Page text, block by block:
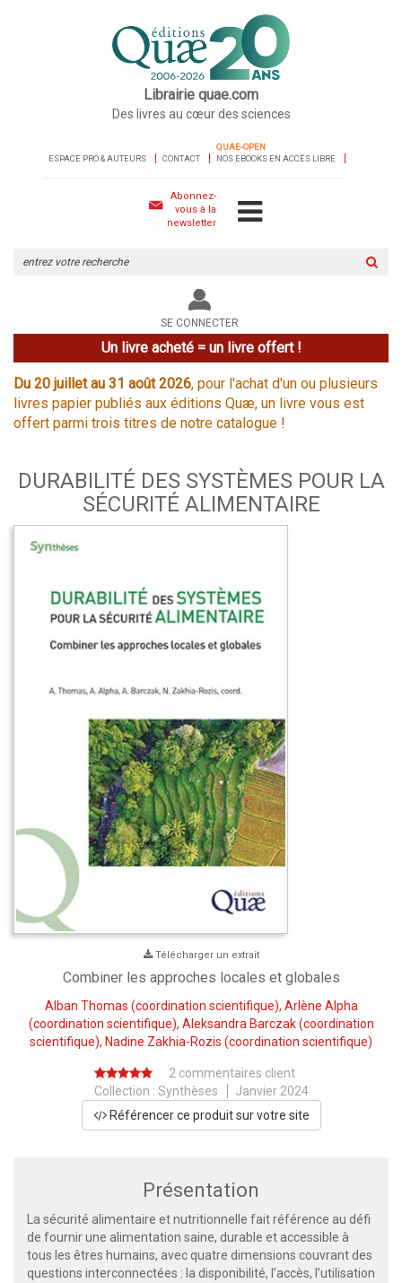
Librairie quae.com
Des livres au cœur des sciences
ESPACE PRO & AUTEURS CONTACT
QUAE-OPEN
NOS EBOOKS EN ACCÈS LIBRE
Abonnez-
vous à la
newsletter
le
site
SE CONNECTER
Un livre acheté = un livre offert !
Du 20 juillet au 31 août 2026, pour l'achat d'un ou plusieurs
livres papier publiés aux éditions Quæ, un livre vous est
offert parmi trois titres de notre catalogue !
DURABILITÉ DES SYSTÈMES POUR LA
SÉCURITÉ ALIMENTAIRE
Télécharger un extrait
Combiner les approches locales et globales
Alban Thomas (coordination scientifique), Arlène Alpha
(coordination scientifique), Aleksandra Barczak(coordination
scientifique), Nadine Zakhia-Rozis (coordination scientifique)
2 commentaires client
Collection : Synthèses
Janvier 2024
Référencer ce produit sur votre site
Présentation
La sécurité alimentaire et nutritionnelle fait référence au défi
de fournir une alimentation saine, durable et accessible à
tous les êtres humains, avec quatre dimensions couvrant des
questions interconnectées : la disponibilité, l’accès, l’utilisation